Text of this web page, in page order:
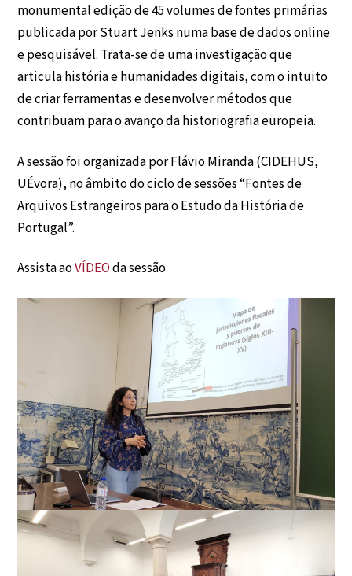
monumental edição de 45 volumes de fontes primárias
publicada por Stuart Jenks numa base de dados online
e pesquisável. Trata-se de uma investigação que
articula história e humanidades digitais, com o intuito
de criar ferramentas e desenvolver métodos que
contribuam para o avanço da historiografia europeia.
A sessão foi organizada por Flávio Miranda (CIDEHUS,
UÉvora), no âmbito do ciclo de sessões “Fontes de
Arquivos Estrangeiros para o Estudo da História de
Portugal”.
Assista aoVÍDEOda sessão